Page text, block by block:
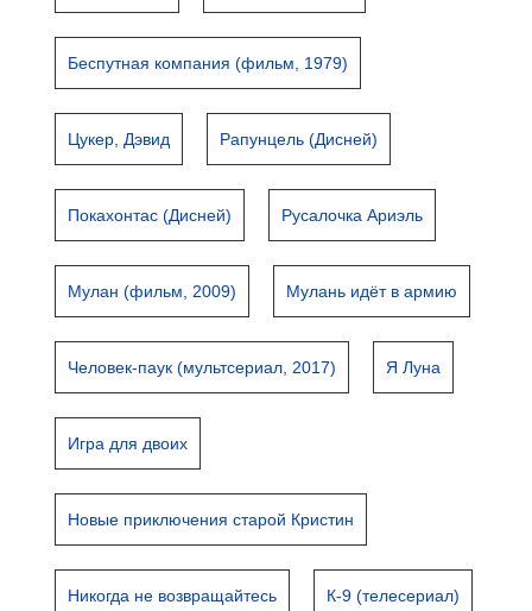
Беспутная компания (фильм, 1979)
Цукер, Дэвид Рапунцель (Дисней)
Покахонтас (Дисней) Русалочка Ариэль
Мулан (фильм, 2009) Мулань идёт в армию
Человек-паук (мультсериал, 2017) Я Луна
Игра для двоих
Новые приключения старой Кристин
Никогда не возвращайтесь К-9 (телесериал)